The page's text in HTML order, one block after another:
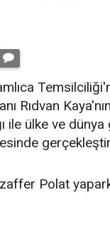
Rıdvan
ile ülke ve
Polat